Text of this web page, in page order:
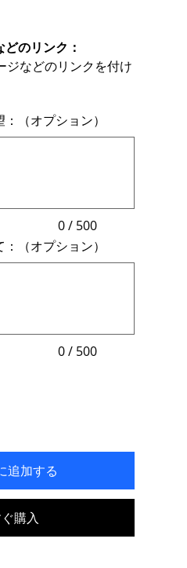
のリンク：
ジなどのリンクを付け
（オプション）
0 / 500
（オプション）
0 / 500
追加する
購入